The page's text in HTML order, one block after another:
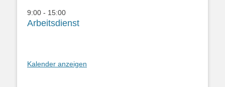
9:00 - 15:00
Arbeitsdienst
Kalender anzeigen